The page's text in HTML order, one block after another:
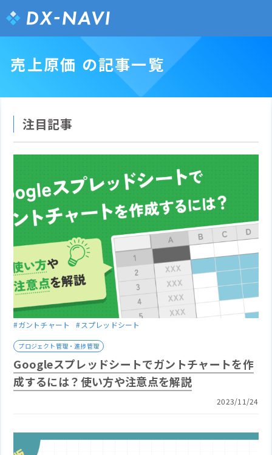
売上原価 の記事一覧
注目記事
#ガントチャート #スプレッドシート
プロジェクト管理・進捗管理
Googleスプレッドシートでガントチャートを作
成するには？使い方や注意点を解説
2023/11/24